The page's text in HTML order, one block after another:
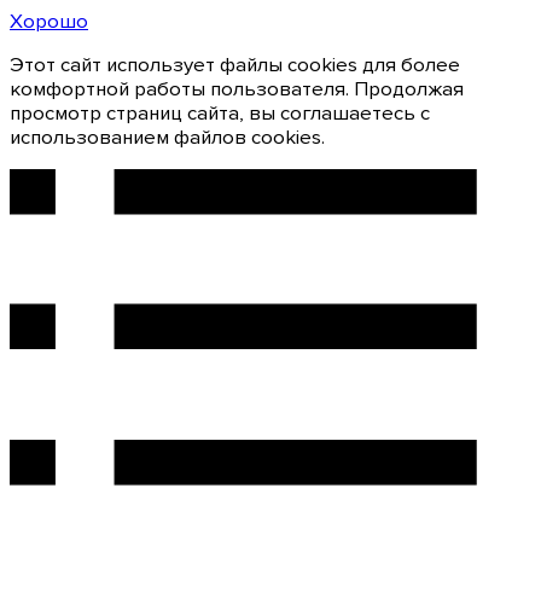
Хорошо
Этот сайт использует файлы cookies для более
комфортной работы пользователя. Продолжая
просмотр страниц сайта, вы соглашаетесь с
использованием файлов cookies.